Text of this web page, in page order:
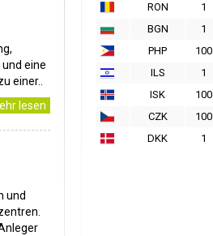
RON
1
BGN
1
PHP
100
ILS
1
ISK
100
CZK
100
DKK
1
eine
einer..
lesen
und